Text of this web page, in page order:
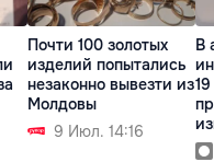
Почти 100 золотых
изделий попытались
незаконно вывезти из
Молдовы
9 Июл. 14:16
В